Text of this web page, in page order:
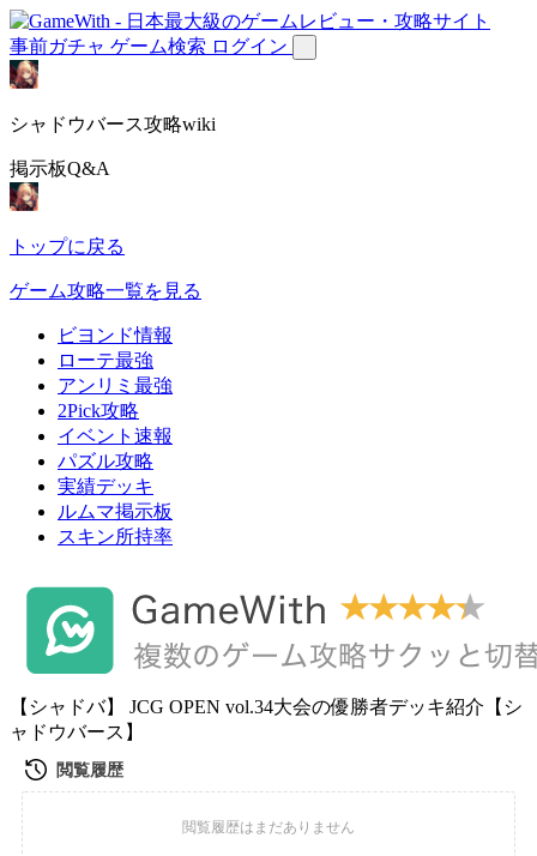
事前ガチャ ゲーム検索 ログイン
シャドウバース攻略wiki
掲示板Q&A
トップに戻る
ゲーム攻略一覧を見る
ビヨンド情報
ローテ最強
アンリミ最強
2Pick攻略
イベント速報
パズル攻略
実績デッキ
ルムマ掲示板
スキン所持率
【シャドバ】 JCG OPEN vol.34大会の優勝者デッキ紹介【シ
ャドウバース】